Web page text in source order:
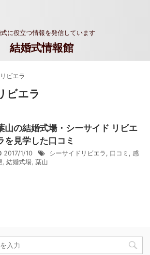
に役立つ情報を発信しています
結婚式情報館
ビエラ
ビエラ
山の結婚式場・シーサイド リビエ
を見学した口コミ
2017/1/10 シーサイドリビエラ, 口コミ , 感
, 結婚式場, 葉山